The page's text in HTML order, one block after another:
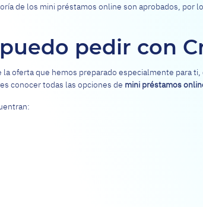
de los mini préstamos online son aprobados,
pedir con
oferta que hemos preparado especialmente para
conocer todas las opciones de mini préstamos